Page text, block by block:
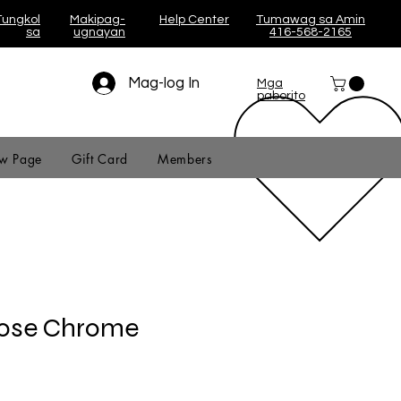
sa
Makipag-
ugnayan
Help Center
Tumawag sa Amin
416-568-2165
Mag-log In
Mga
paborito
Page Gift Card Members
Chrome